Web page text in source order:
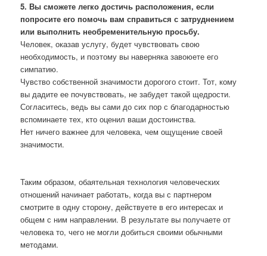
5. Вы сможете легко достичь расположения, если
попросите его помочь вам справиться с затруднением
или выполнить необременительную просьбу.
Человек, оказав услугу, будет чувствовать свою
необходимость, и поэтому вы наверняка завоюете его
симпатию.
Чувство собственной значимости дорогого стоит. Тот, кому
вы дадите ее почувствовать, не забудет такой щедрости.
Согласитесь, ведь вы сами до сих пор с благодарностью
вспоминаете тех, кто оценил ваши достоинства.
Нет ничего важнее для человека, чем ощущение своей
значимости.
Таким образом, обаятельная технология человеческих
отношений начинает работать, когда вы с партнером
смотрите в одну сторону, действуете в его интересах и
общем с ним направлении. В результате вы получаете от
человека то, чего не могли добиться своими обычными
методами.